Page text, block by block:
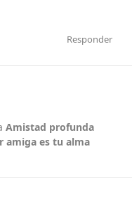
Responder
Amistad profunda
amiga es tu alma